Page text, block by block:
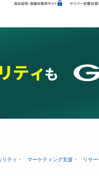
リティ マーケティング支援 リサー